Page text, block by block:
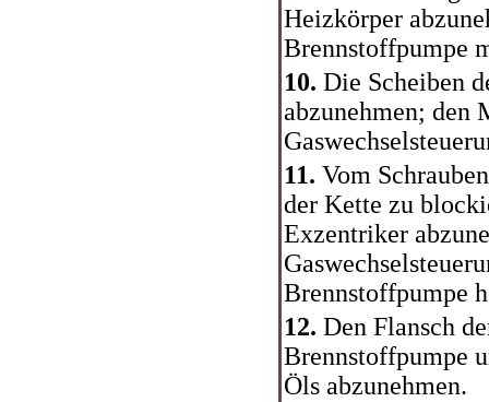
Heizkörper
Brennstoffpumpe
10. Die Scheiben
abzunehmen; den
11. Vom
der Kette zu
Exzentriker
Brennstoffpumpe
12. Den Flansch
Brennstoffpumpe
Öls abzunehmen.